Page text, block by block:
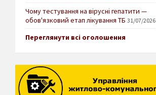
Чому тестування на вірусні гепатити —
обов'язковий етап лікування ТБ 31/07/2026
Переглянути всі оголошення